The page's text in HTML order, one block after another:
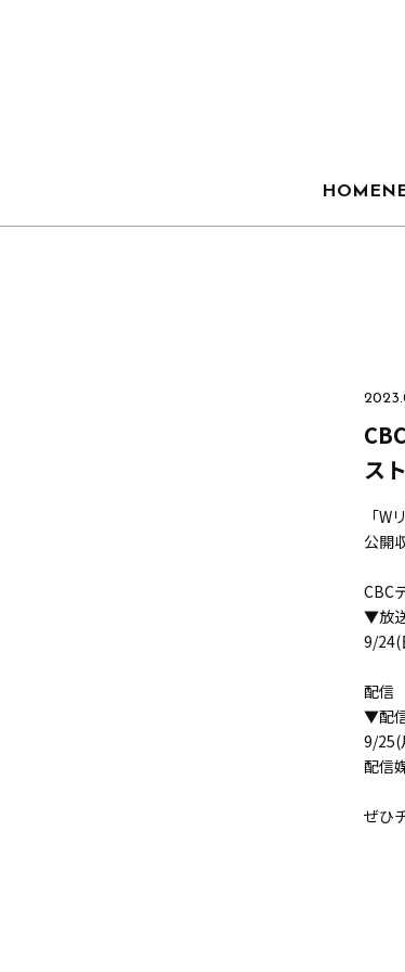
HOME
ス
「
公開
CBC
▼放
9/24(
配信
▼配
9/25(
配信
ぜひ